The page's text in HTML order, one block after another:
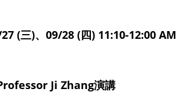
(三)、09/28 (四) 11:10-12:00 AM
Ji Zhang演講